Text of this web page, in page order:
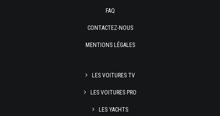
FAQ
CONTACTEZ-NOUS
MENTIONS LÉGALES
LES VOITURES TV
LES VOITURES PRO
LES YACHTS